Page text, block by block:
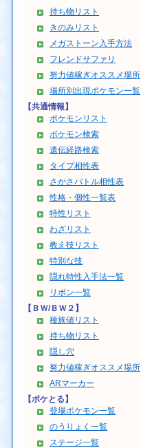
持ち物リスト
きのみリスト
メガストーン入手方法
フレンドサファリ
努力値稼ぎオススメ場所
場所別出現ポケモン一覧
【共通情報】
ポケモンリスト
ポケモン検索
遺伝経路検索
タイプ相性表
さかさバトル相性表
性格・個性一覧表
特性リスト
わざリスト
教え技リスト
特別な技
隠れ特性入手法一覧
リボン一覧
【ＢＷ/ＢＷ２】
種族値リスト
持ち物リスト
隠し穴
努力値稼ぎオススメ場所
ARマーカー
【ポケとる】
登場ポケモン一覧
のうりょく一覧
ステージ一覧